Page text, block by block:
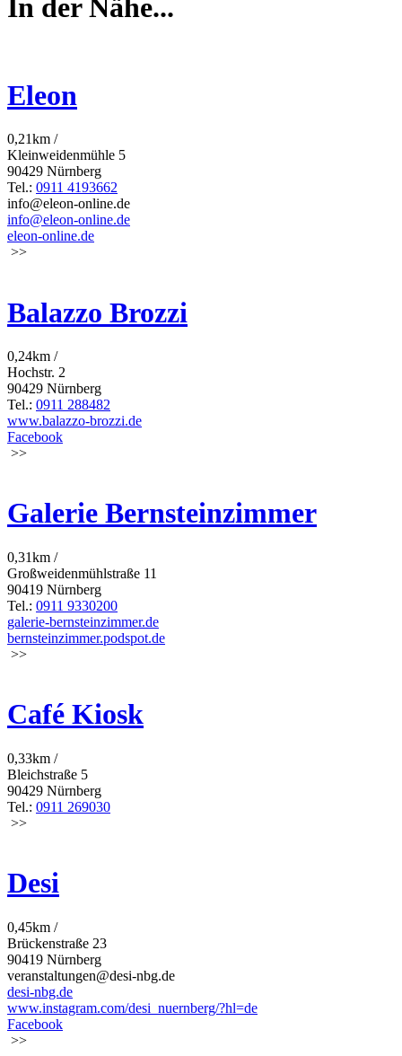
In der Nähe...
Eleon
0,21km /
Kleinweidenmühle 5
90429 Nürnberg
Tel.: 0911 4193662
info@eleon-online.de
info@eleon-online.de
eleon-online.de
>>
Balazzo Brozzi
0,24km /
Hochstr. 2
90429 Nürnberg
Tel.: 0911 288482
www.balazzo-brozzi.de
Facebook
>>
Galerie Bernsteinzimmer
0,31km /
Großweidenmühlstraße 11
90419 Nürnberg
Tel.: 0911 9330200
galerie-bernsteinzimmer.de
bernsteinzimmer.podspot.de
>>
Café Kiosk
0,33km /
Bleichstraße 5
90429 Nürnberg
Tel.: 0911 269030
>>
Desi
0,45km /
Brückenstraße 23
90419 Nürnberg
veranstaltungen@desi-nbg.de
desi-nbg.de
www.instagram.com/desi_nuernberg/?hl=de
Facebook
>>